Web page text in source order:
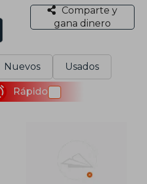
Comparte y
gana dinero
Nuevos Usados
Rápido